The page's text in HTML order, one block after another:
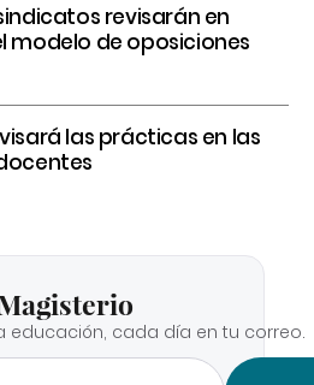
revisarán en
modelo de oposiciones
las prácticas en las
educación, cada día en tu correo.